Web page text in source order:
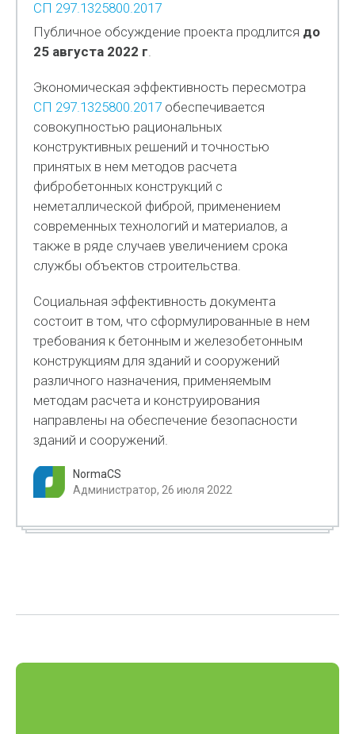
СП 297.1325800.2017
Публичное обсуждение проекта продлится до
25 августа 2022 г.
Экономическая эффективность пересмотра
СП 297.1325800.2017 обеспечивается
совокупностью рациональных
конструктивных решений и точностью
принятых в нем методов расчета
фибробетонных конструкций с
неметаллической фиброй, применением
современных технологий и материалов, а
также в ряде случаев увеличением срока
службы объектов строительства.
Социальная эффективность документа
состоит в том, что сформулированные в нем
требования к бетонным и железобетонным
конструкциям для зданий и сооружений
различного назначения, применяемым
методам расчета и конструирования
направлены на обеспечение безопасности
зданий и сооружений.
NormaCS
Администратор, 26 июля 2022